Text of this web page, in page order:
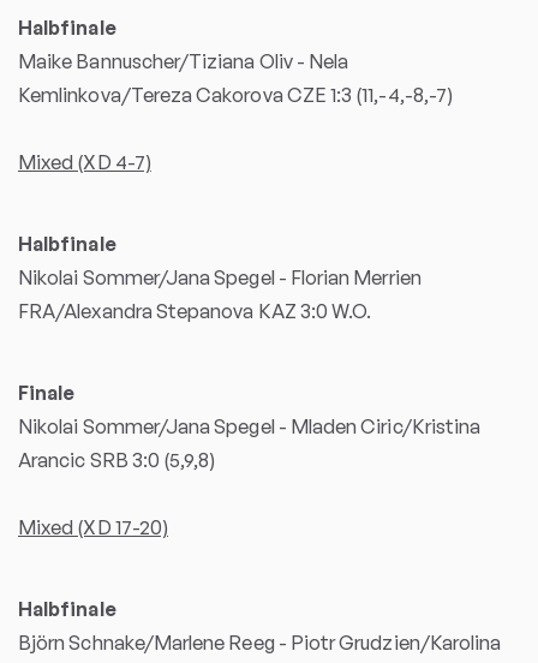
Halbfinale
Maike Bannuscher/Tiziana Oliv - Nela
Kemlinkova/Tereza Cakorova CZE 1:3 (11,-4,-8,-7)
Mixed (XD 4-7)
Halbfinale
Nikolai Sommer/Jana Spegel - Florian Merrien
FRA/Alexandra Stepanova KAZ 3:0 W.O.
Finale
Nikolai Sommer/Jana Spegel - Mladen Ciric/Kristina
Arancic SRB 3:0 (5,9,8)
Mixed (XD 17-20)
Halbfinale
Björn Schnake/Marlene Reeg - Piotr Grudzien/Karolina